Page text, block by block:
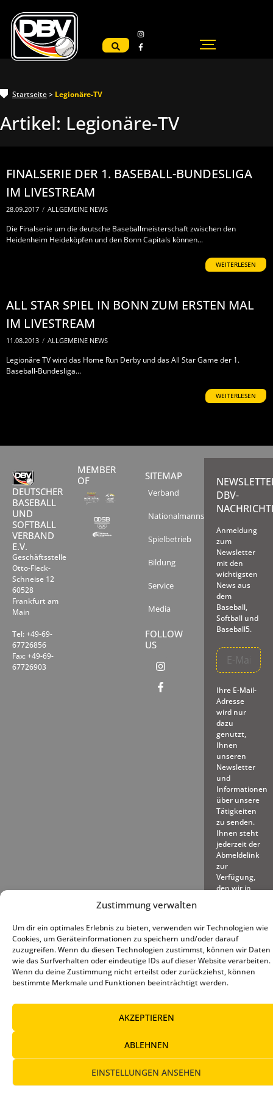
Zustimmung verwalten
Um dir ein optimales Erlebnis zu bieten, verwenden wir Technologien wie
Cookies, um Geräteinformationen zu speichern und/oder darauf
zuzugreifen. Wenn du diesen Technologien zustimmst, können wir Daten
wie das Surfverhalten oder eindeutige IDs auf dieser Website verarbeiten.
Wenn du deine Zustimmung nicht erteilst oder zurückziehst, können
bestimmte Merkmale und Funktionen beeinträchtigt werden.
AKZEPTIEREN
ABLEHNEN
EINSTELLUNGEN ANSEHEN
Startseite> Legionäre-TV
Artikel: Legionäre-TV
FINALSERIE DER 1. BASEBALL-BUNDESLIGA
IM LIVESTREAM
28.09.2017 / ALLGEMEINE NEWS
Die Finalserie um die deutsche Baseballmeisterschaft zwischen den
Heidenheim Heideköpfen und den Bonn Capitals können...
WEITERLESEN
ALL STAR SPIEL IN BONN ZUM ERSTEN MAL
IM LIVESTREAM
11.08.2013 / ALLGEMEINE NEWS
Legionäre TV wird das Home Run Derby und das All Star Game der 1.
Baseball-Bundesliga...
WEITERLESEN
DEUTSCHER
BASEBALL
UND
SOFTBALL
VERBAND
E.V.
Geschäftsstelle
Otto-Fleck-
Schneise 12
60528
Frankfurt am
Main
Tel: +49-69-
67726856
Fax: +49-69-
67726903
MEMBER
OF
SITEMAP
Verband
Nationalmannschaften
Spielbetrieb
Bildung
Service
Media
FOLLOW
US
DBV-
Anmeldung
zum
Newsletter
mit den
wichtigsten
News aus
dem
Baseball,
Softball und
Baseball5.
Ihre E-Mail-
Adresse
wird nur
dazu
genutzt,
Ihnen
unseren
Newsletter
und
Informationen
über unsere
Tätigkeiten
zu senden.
Ihnen steht
jederzeit der
Abmeldelink
zur
Verfügung,
den wir in
einfügen.
Cookie-Richtlinie (EU)